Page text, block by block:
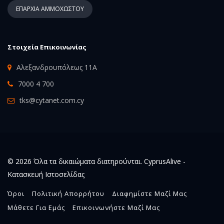
ΕΠΑΡΧΙΑ ΑΜΜΟΧΩΣΤΟΥ
Στοιχεία Επικοινωνίας
Αλεξανδρουπόλεως 11Α
7000 4 700
tks@cytanet.com.cy
© 2026 Όλα τα δικαιώματα διατηρούνται. CyprusAlive -
Κατασκευή Ιστοσελίδας
Όροι Πολιτική Απορρήτου
Διαφημίστε Μαζί Μας
Μάθετε Για Εμάς
Επικοινωνήστε Μαζί Μας